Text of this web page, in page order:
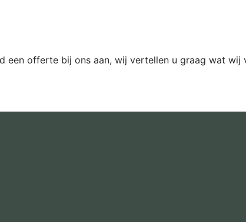
offerte bij ons aan, wij vertellen u graag wat wij